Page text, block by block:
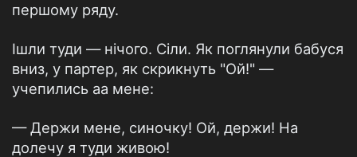
першому ряду.
Ішли туди — нічого. Сіли. Як поглянули бабуся
вниз, у партер, як скрикнуть "Ой!" —
учепились аа мене:
— Держи мене, синочку! Ой, держи! На
долечу я туди живою!